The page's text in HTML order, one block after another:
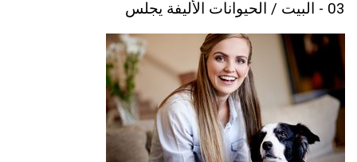
03 - البيت / الحيوانات الأليفة يجلس